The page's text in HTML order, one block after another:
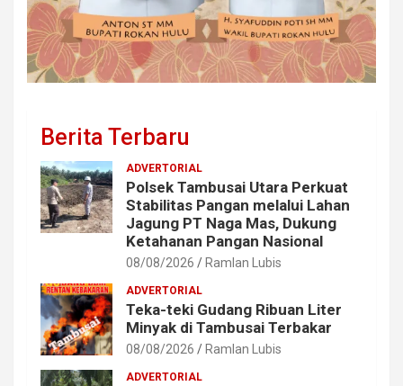
Berita Terbaru
ADVERTORIAL
Polsek Tambusai Utara Perkuat
Stabilitas Pangan melalui Lahan
Jagung PT Naga Mas, Dukung
Ketahanan Pangan Nasional
08/08/2026 Ramlan Lubis
ADVERTORIAL
Teka-teki Gudang Ribuan Liter
Minyak di Tambusai Terbakar
08/08/2026 Ramlan Lubis
ADVERTORIAL